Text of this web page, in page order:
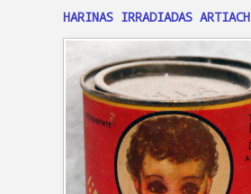
HARINAS IRRADIADAS ARTIACH